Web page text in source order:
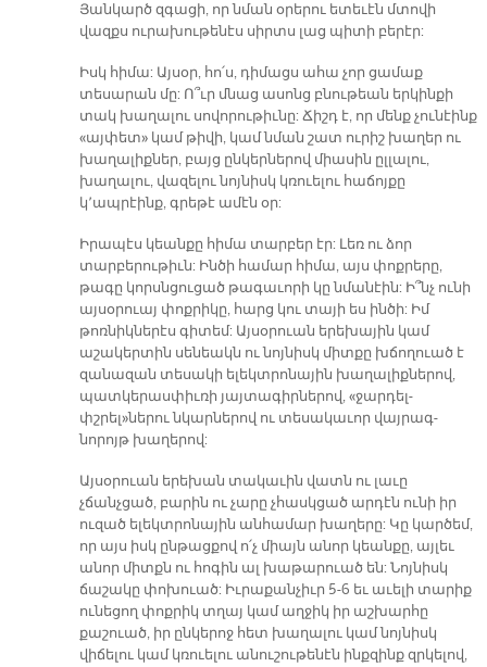
Յանկարծ զգացի, որ նման օրերու ետեւէն մտովի
վազքս ուրախութենէս սիրտս լաց պիտի բերէր:
Իսկ հիմա: Այսօր, հո՛ս, դիմացս ահա չոր ցամաք
տեսարան մը: Ո՞ւր մնաց ասոնց բնութեան երկինքի
տակ խաղալու սովորութիւնը: Ճիշդ է, որ մենք չունէինք
«այփետ» կամ թիվի, կամ նման շատ ուրիշ խաղեր ու
խաղալիքներ, բայց ընկերներով միասին ըլլալու,
խաղալու, վազելու նոյնիսկ կռուելու հաճոյքը
կ՚ապրէինք, գրեթէ ամէն օր:
Իրապէս կեանքը հիմա տարբեր էր: Լեռ ու ձոր
տարբերութիւն: Ինծի համար հիմա, այս փոքրերը,
թագը կորսնցուցած թագաւորի կը նմանէին: Ի՞նչ ունի
այսօրուայ փոքրիկը, հարց կու տայի ես ինծի: Իմ
թոռնիկներէս գիտեմ: Այսօրուան երեխային կամ
աշակերտին սենեակն ու նոյնիսկ միտքը խճողուած է
զանազան տեսակի ելեկտրոնային խաղալիքներով,
պատկերասփիւռի յայտագիրներով, «ջարդել-
փշրել»ներու նկարներով ու տեսակաւոր վայրագ-
նորոյթ խաղերով:
Այսօրուան երեխան տակաւին վատն ու լաւը
չճանչցած, բարին ու չարը չհասկցած արդէն ունի իր
ուզած ելեկտրոնային անհամար խաղերը: Կը կարծեմ,
որ այս իսկ ընթացքով ո՛չ միայն անոր կեանքը, այլեւ
անոր միտքն ու հոգին ալ խաթարուած են: Նոյնիսկ
ճաշակը փոխուած: Իւրաքանչիւր 5-6 եւ աւելի տարիք
ունեցող փոքրիկ տղայ կամ աղջիկ իր աշխարհը
քաշուած, իր ընկերոջ հետ խաղալու կամ նոյնիսկ
վիճելու կամ կռուելու անուշութենէն ինքզինք զրկելով,